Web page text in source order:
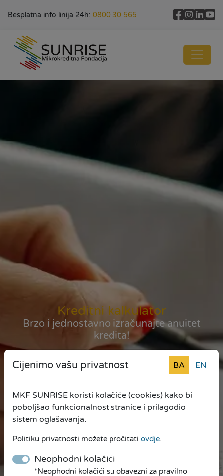
Besplatna info linija 24h: 0800 30 565
Kreditni kalkulator
Brzo i jednostavno izračunajte anuitet
kredita!
Cijenimo vašu privatnost BA EN
MKF SUNRISE koristi kolačiće (cookies) kako bi
poboljšao funkcionalnost stranice i prilagodio
sistem oglašavanja.
Politiku privatnosti možete pročitati ovdje.
Neophodni kolačići
*Neophodni kolačići su obavezni za pravilno